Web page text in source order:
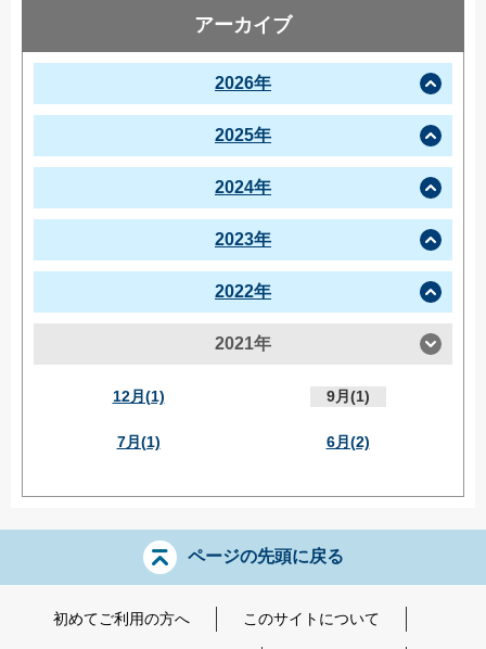
アーカイブ
2026年
2025年
2024年
2023年
2022年
2021年
12月(1) 9月(1)
7月(1) 6月(2)
ページの先頭に戻る
初めてご利用の方へ このサイトについて